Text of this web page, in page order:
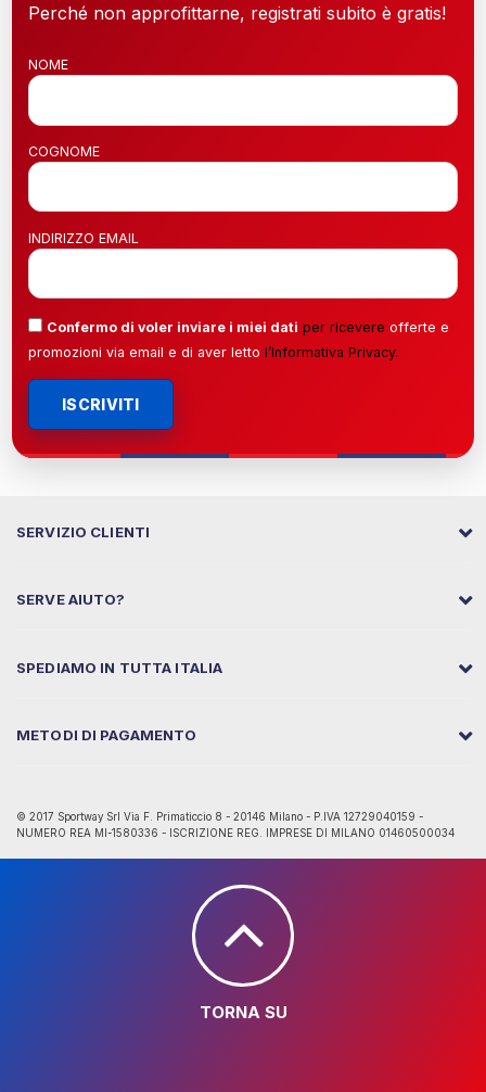
Perché non approfittarne, registrati subito è gratis!
NOME
COGNOME
INDIRIZZO EMAIL
Confermo di voler inviare i miei dati per ricevere offerte e
promozioni via email e di aver letto l’Informativa Privacy.
ISCRIVITI
SERVIZIO CLIENTI
SERVE AIUTO?
SPEDIAMO IN TUTTA ITALIA
METODI DI PAGAMENTO
© 2017 Sportway Srl Via F. Primaticcio 8 - 20146 Milano - P.IVA 12729040159 -
NUMERO REA MI-1580336 - ISCRIZIONE REG. IMPRESE DI MILANO 01460500034
TORNA SU